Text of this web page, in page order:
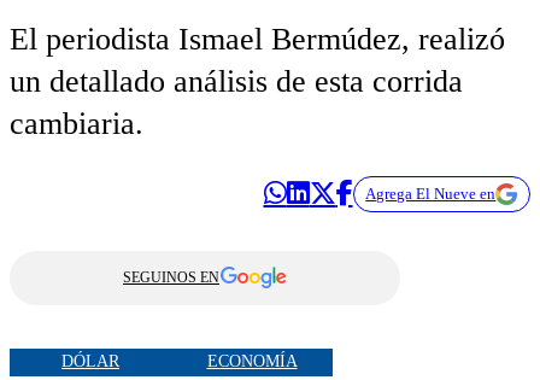
El periodista Ismael Bermúdez, realizó
un detallado análisis de esta corrida
cambiaria.
Agrega El Nueve en
SEGUINOS EN
DÓLAR ECONOMÍA